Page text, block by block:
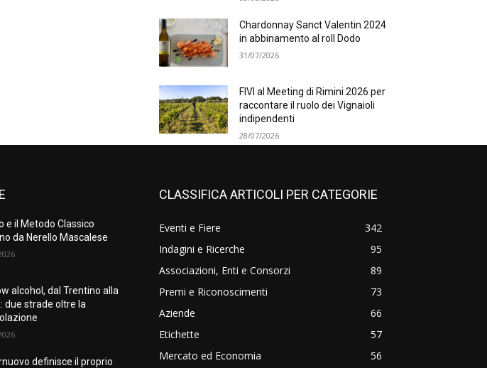
Chardonnay Sanct Valentin 2024
in abbinamento al roll Dodo
31/07/2026
FIVI al Meeting di Rimini 2026 per
raccontare il ruolo dei Vignaioli
indipendenti
28/07/2026
e il Metodo Classico
da Nerello Mascalese
alcohol, dal Trentino alla
due strade oltre la
definisce il proprio
CLASSIFICA ARTICOLI PER CATEGORIE
Eventi e Fiere
342
Indagini e Ricerche
95
Associazioni, Enti e Consorzi
89
Premi e Riconoscimenti
73
Aziende
66
Etichette
57
Mercato ed Economia
56